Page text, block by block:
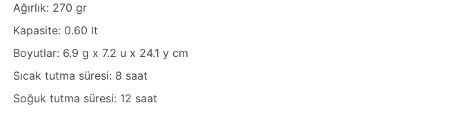
Ağırlık: 270 gr
Kapasite: 0.60 lt
Boyutlar: 6.9 g x 7.2 u x 24.1 y cm
Sıcak tutma süresi: 8 saat
Soğuk tutma süresi: 12 saat